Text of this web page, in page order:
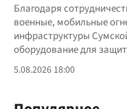
Благодаря
военные, мобильные
инфраструктуры
оборудование для
5.08.2026 18:00